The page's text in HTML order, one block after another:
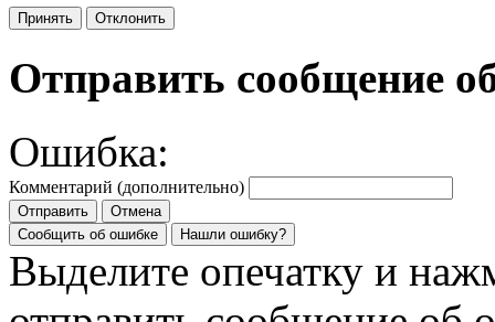
Принять Отклонить
Отправить сообщение
Ошибка:
Комментарий (дополнительно)
Отправить
Отмена
Сообщить об ошибке
Нашли ошибку?
Выделите опечатку и